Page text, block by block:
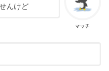
マッチ
んけど